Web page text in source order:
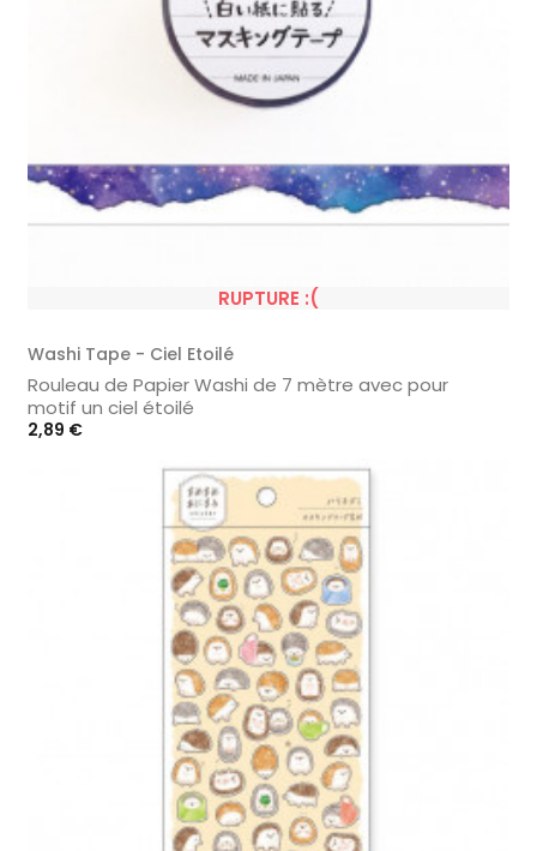
RUPTURE :(
Washi Tape - Ciel Etoilé
Rouleau de Papier Washi de 7 mètre avec pour
motif un ciel étoilé
Prix
2,89 €